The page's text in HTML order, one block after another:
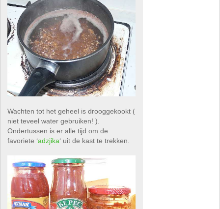
Wachten tot het geheel is drooggekookt (
niet teveel water gebruiken! ).
Ondertussen is er alle tijd om de
favoriete ‘adzjika‘ uit de kast te trekken.